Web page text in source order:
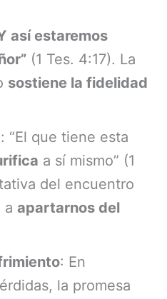
así estaremos
(1 Tes. 4:17). La
sostiene la fidelidad
: “El que tiene esta
a sí mismo” (1
del encuentro
a apartarnos del
: En
la promesa